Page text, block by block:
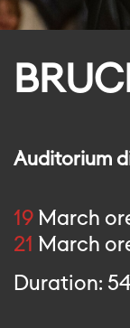
Auditorium
19 March
21 March
Duration: